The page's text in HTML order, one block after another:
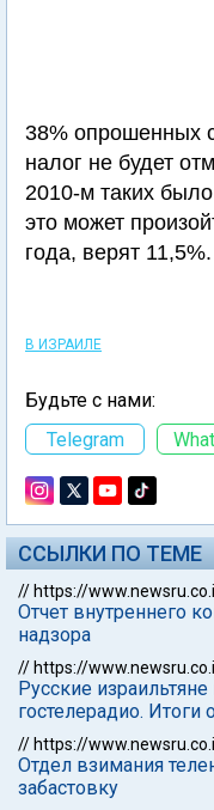
38% опрошенных
налог не будет
2010-м таких
это может
года, верят 11,5%.
В ИЗРАИЛЕ
Будьте с нами:
Telegram
ССЫЛКИ ПО ТЕМЕ
// https://
Отчет внутреннего
надзора
// https://
Русские
гостелерадио. Итоги
// https://
Отдел взимания
забастовку